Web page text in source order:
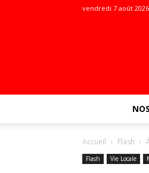
vendredi 7 août 2026
Accueil Flash
Flash Vie Locale